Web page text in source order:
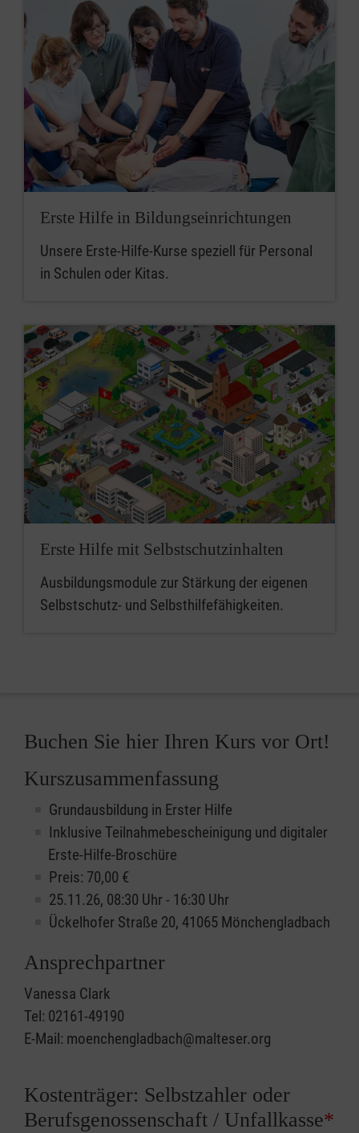
Erste Hilfe in Bildungseinrichtungen
Unsere Erste-Hilfe-Kurse speziell für Personal
in Schulen oder Kitas.
Erste Hilfe mit Selbstschutzinhalten
Ausbildungsmodule zur Stärkung der eigenen
Selbstschutz- und Selbsthilfefähigkeiten.
Buchen Sie hier Ihren Kurs vor Ort!
Kurszusammenfassung
Grundausbildung in Erster Hilfe
Inklusive Teilnahmebescheinigung und digitaler
Erste-Hilfe-Broschüre
Preis: 70,00 €
25.11.26, 08:30 Uhr - 16:30 Uhr
Ückelhofer Straße 20, 41065 Mönchengladbach
Ansprechpartner
Vanessa Clark
Tel: 02161-49190
E-Mail: moenchengladbach@malteser.org
Kostenträger: Selbstzahler oder
Berufsgenossenschaft / Unfallkasse*